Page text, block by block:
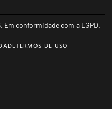
conformidade com a LGPD.
TERMOS DE USO